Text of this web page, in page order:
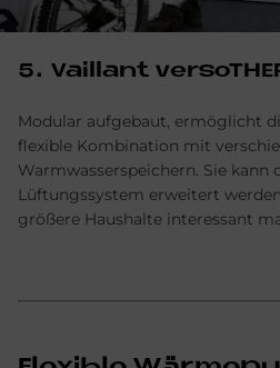
5. Vail­lant
Modular aufgebaut, ermöglicht
flexible Kombination mit
Warmwasserspeichern. Sie kann
Lüftungssystem erweitert
größere Haushalte interessant